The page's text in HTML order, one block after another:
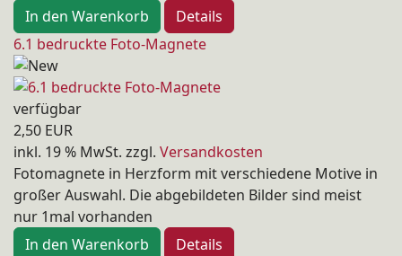
In den Warenkorb
Details
6.1 bedruckte Foto-Magnete
verfügbar
2,50 EUR
inkl. 19 % MwSt. zzgl. Versandkosten
Fotomagnete in Herzform mit verschiedene Motive in
großer Auswahl. Die abgebildeten Bilder sind meist
nur 1mal vorhanden
In den Warenkorb
Details